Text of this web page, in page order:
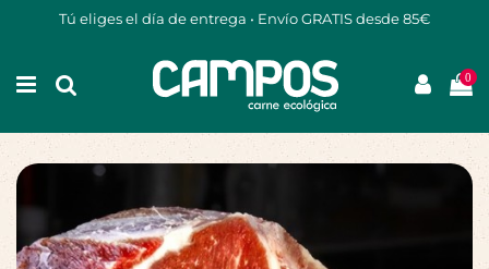
Tú eliges el día de entrega • Envío GRATIS desde 85€
0